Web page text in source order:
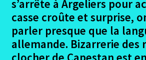
La Loire à Vélo
Dans le Gard
s’arrête à Argeliers pour
casse croûte et surprise,
parler presque que la
allemande. Bizarrerie des